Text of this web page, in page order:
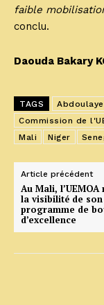
faible
conclu.
Daouda Bakary
TAGS
Commission de
Mali
Niger
Article précédent
Au Mali,
la visibilité de son
programme de
d’excellence‎